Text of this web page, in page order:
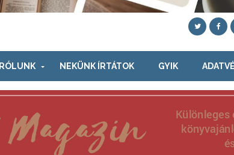
RÓLUNK NEKÜNK ÍRTÁTOK GYIK